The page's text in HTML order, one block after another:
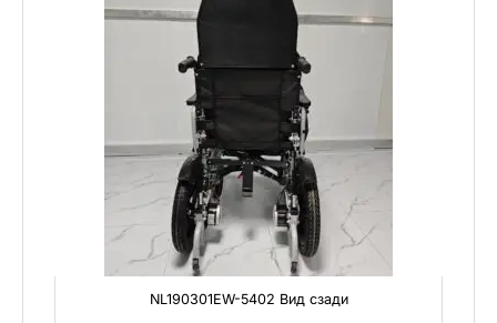
NL190301EW-5402 Вид сзади